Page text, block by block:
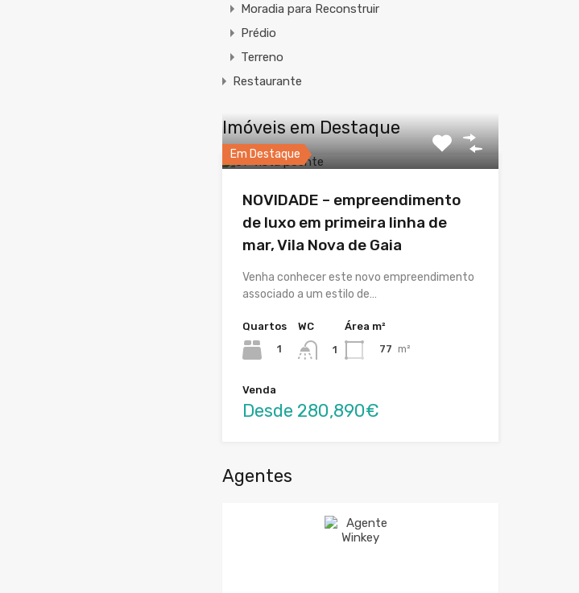
Moradia para Reconstruir
Prédio
Terreno
Restaurante
Imóveis em Destaque
Em Destaque
NOVIDADE – empreendimento
de luxo em primeira linha de
mar, Vila Nova de Gaia
Venha conhecer este novo empreendimento
associado a um estilo de…
Quartos
1
WC
1
Área m²
77 m²
Venda
Desde 280,890€
Agentes